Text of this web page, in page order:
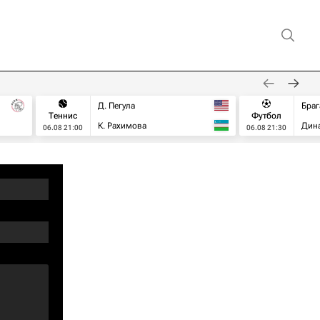
Теннис
06.08 21:00
Д. Пегула
К. Рахимова
Футбол
06.08 21:30